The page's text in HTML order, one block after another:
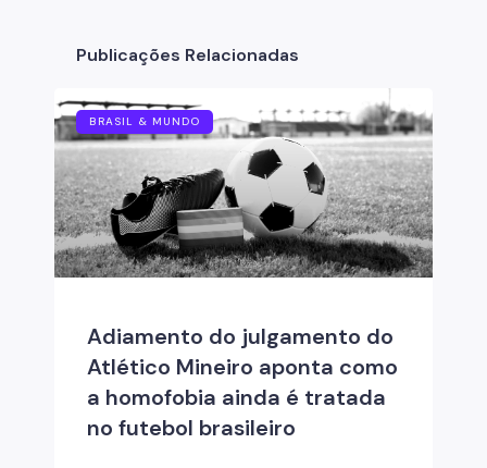
Publicações Relacionadas
BRASIL & MUNDO
Adiamento do julgamento do
Atlético Mineiro aponta como
a homofobia ainda é tratada
no futebol brasileiro